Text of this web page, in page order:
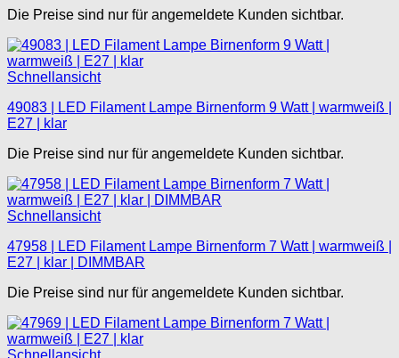
Die Preise sind nur für angemeldete Kunden sichtbar.
Schnellansicht
49083 | LED Filament Lampe Birnenform 9 Watt | warmweiß |
E27 | klar
Die Preise sind nur für angemeldete Kunden sichtbar.
Schnellansicht
47958 | LED Filament Lampe Birnenform 7 Watt | warmweiß |
E27 | klar | DIMMBAR
Die Preise sind nur für angemeldete Kunden sichtbar.
Schnellansicht